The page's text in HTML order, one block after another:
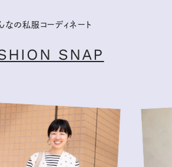
なの私服コーディネート
SNAP